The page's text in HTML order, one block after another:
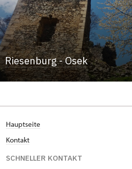
Riesenburg - Osek
Hauptseite
Kontakt
SCHNELLER KONTAKT